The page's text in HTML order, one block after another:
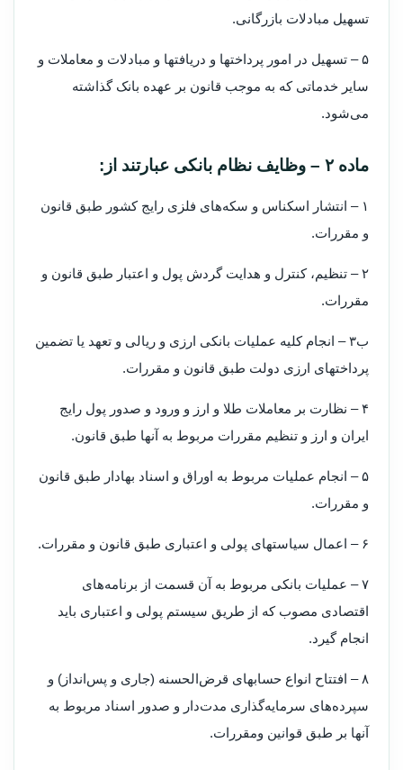
تسهیل مبادلات بازرگانی.
۵ – تسهیل در امور پرداختها و دریافتها و مبادلات و معاملات و
سایر خدماتی که به موجب قانون بر عهده بانک گذاشته
می‌شود.
‌ماده ۲ – وظایف نظام بانکی عبارتند از:
۱ – انتشار اسکناس و سکه‌های فلزی رایج کشور طبق قانون
و مقررات.
۲ – تنظیم، کنترل و هدایت گردش پول و اعتبار طبق قانون و
مقررات.
ب۳ – انجام کلیه عملیات بانکی ارزی و ریالی و تعهد یا تضمین
پرداختهای ارزی دولت طبق قانون و مقررات.
۴ – نظارت بر معاملات طلا و ارز و ورود و صدور پول رایج
ایران و ارز و تنظیم مقررات مربوط به آنها طبق قانون.
۵ – انجام عملیات مربوط به اوراق و اسناد بهادار طبق قانون
و مقررات.
۶ – اعمال سیاستهای پولی و اعتباری طبق قانون و مقررات.
۷ – عملیات بانکی مربوط به آن قسمت از برنامه‌های
اقتصادی مصوب که از طریق سیستم پولی و اعتباری باید
انجام گیرد.
۸ – افتتاح انواع حسابهای قرض‌الحسنه (‌جاری و پس‌انداز) و
سپرده‌های سرمایه‌گذاری مدت‌دار و صدور اسناد مربوط به
آنها بر طبق قوانین و‌مقررات.